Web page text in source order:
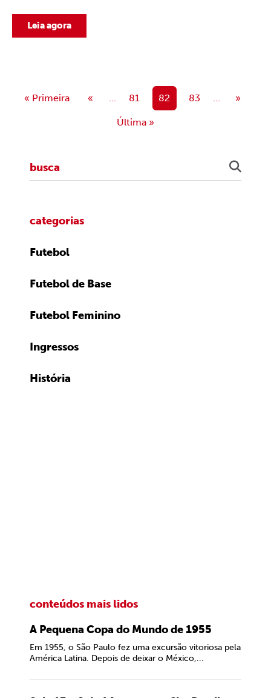
Leia agora
« Primeira « ... 81 82 83 ... »
Última »
categorias
Futebol
Futebol de Base
Futebol Feminino
Ingressos
História
conteúdos mais lidos
A Pequena Copa do Mundo de 1955
Em 1955, o São Paulo fez uma excursão vitoriosa pela
América Latina. Depois de deixar o México,...